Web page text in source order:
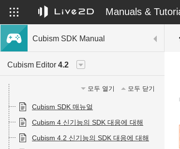
Manuals &
Cubism SDK Manual
Cubism Editor 4.2
모두 열기 모두 닫기
Cubism SDK 매뉴얼
Cubism 4 신기능의 SDK 대응에 대해
Cubism 4.2 신기능의 SDK 대응에 대해